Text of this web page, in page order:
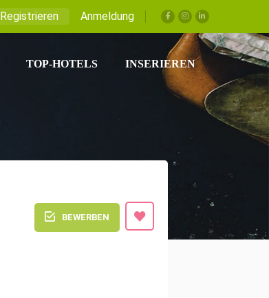
Registrieren Anmeldung
TOP-HOTELS INSERIEREN
BEWERBEN